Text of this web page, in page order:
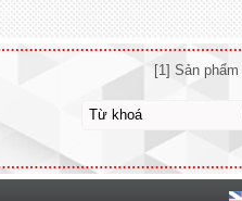
[1] Sản phẩm